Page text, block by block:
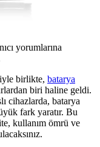
yorumlarına
birlikte, batarya
biri haline geldi.
cihazlarda, batarya
fark yaratır. Bu
kullanım ömrü ve